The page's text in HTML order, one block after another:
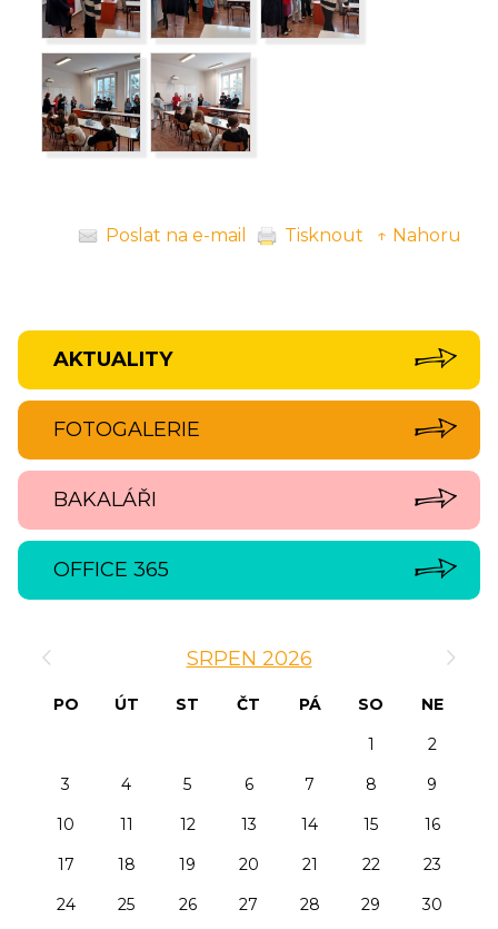
Poslat na e-mail Tisknout ↑ Nahoru
AKTUALITY
FOTOGALERIE
BAKALÁŘI
OFFICE 365
SRPEN 2026
PO ÚT ST ČT PÁ SO
NE
1
2
3
4 5 6 7 8
9
10
11 12 13 14 15
16
17
18 19 20 21 22
23
24
25 26 27 28 29
30